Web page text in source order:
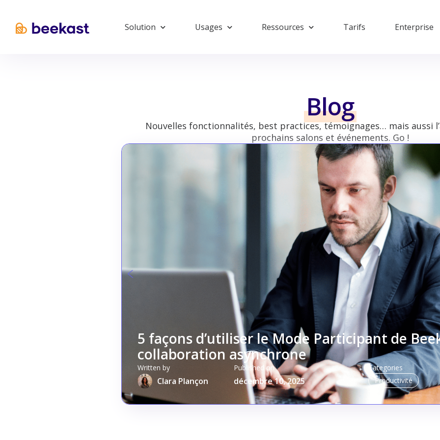
Solution Usages Ressources Tarifs Enterprise
Blog
Nouvelles fonctionnalités, best practices, témoignages… mais aussi
prochains salons et événements. Go !
5 façons d’utiliser le Mode Participant de
collaboration asynchrone
Written by
Clara Plançon
Published on
décembre 10, 2025
Categories
Productivité